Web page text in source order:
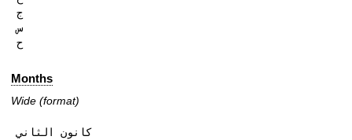
ج
س
ح
Months
Wide (format)
كانون الثاني